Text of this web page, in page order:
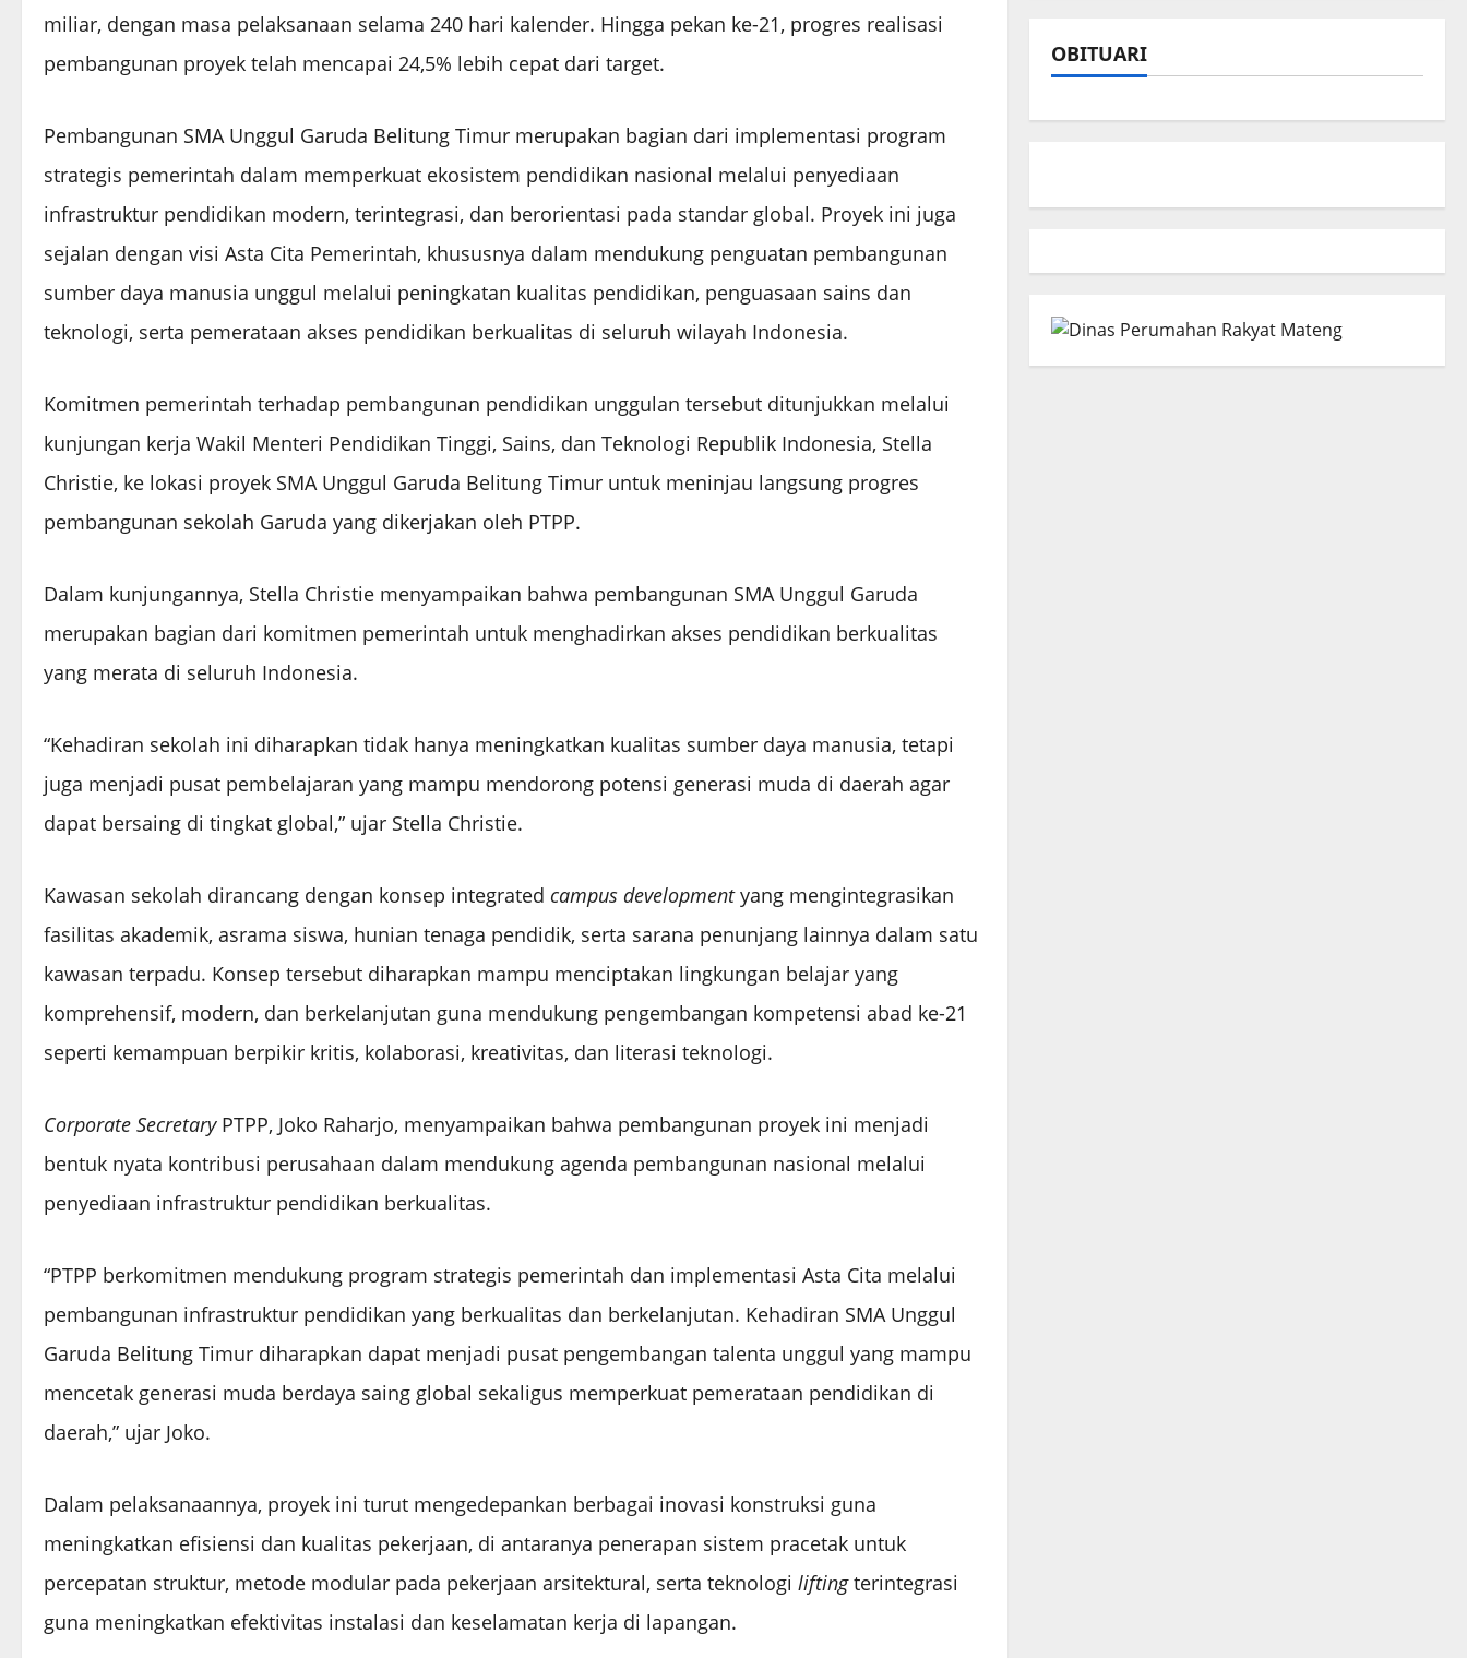
miliar, dengan masa pelaksanaan selama 240 hari kalender. Hingga pekan ke-21, progres realisasi
pembangunan proyek telah mencapai 24,5% lebih cepat dari target.
Pembangunan SMA Unggul Garuda Belitung Timur merupakan bagian dari implementasi program
strategis pemerintah dalam memperkuat ekosistem pendidikan nasional melalui penyediaan
infrastruktur pendidikan modern, terintegrasi, dan berorientasi pada standar global. Proyek ini juga
sejalan dengan visi Asta Cita Pemerintah, khususnya dalam mendukung penguatan pembangunan
sumber daya manusia unggul melalui peningkatan kualitas pendidikan, penguasaan sains dan
teknologi, serta pemerataan akses pendidikan berkualitas di seluruh wilayah Indonesia.
Komitmen pemerintah terhadap pembangunan pendidikan unggulan tersebut ditunjukkan melalui
kunjungan kerja Wakil Menteri Pendidikan Tinggi, Sains, dan Teknologi Republik Indonesia, Stella
Christie, ke lokasi proyek SMA Unggul Garuda Belitung Timur untuk meninjau langsung progres
pembangunan sekolah Garuda yang dikerjakan oleh PTPP.
Dalam kunjungannya, Stella Christie menyampaikan bahwa pembangunan SMA Unggul Garuda
merupakan bagian dari komitmen pemerintah untuk menghadirkan akses pendidikan berkualitas
yang merata di seluruh Indonesia.
“Kehadiran sekolah ini diharapkan tidak hanya meningkatkan kualitas sumber daya manusia, tetapi
juga menjadi pusat pembelajaran yang mampu mendorong potensi generasi muda di daerah agar
dapat bersaing di tingkat global,” ujar Stella Christie.
Kawasan sekolah dirancang dengan konsep integrated campus developmentyang mengintegrasikan
fasilitas akademik, asrama siswa, hunian tenaga pendidik, serta sarana penunjang lainnya dalam satu
kawasan terpadu. Konsep tersebut diharapkan mampu menciptakan lingkungan belajar yang
komprehensif, modern, dan berkelanjutan guna mendukung pengembangan kompetensi abad ke-21
seperti kemampuan berpikir kritis, kolaborasi, kreativitas, dan literasi teknologi.
Corporate SecretaryPTPP, Joko Raharjo, menyampaikan bahwa pembangunan proyek ini menjadi
bentuk nyata kontribusi perusahaan dalam mendukung agenda pembangunan nasional melalui
penyediaan infrastruktur pendidikan berkualitas.
“PTPP berkomitmen mendukung program strategis pemerintah dan implementasi Asta Cita melalui
pembangunan infrastruktur pendidikan yang berkualitas dan berkelanjutan. Kehadiran SMA Unggul
Garuda Belitung Timur diharapkan dapat menjadi pusat pengembangan talenta unggul yang mampu
mencetak generasi muda berdaya saing global sekaligus memperkuat pemerataan pendidikan di
daerah,” ujar Joko.
Dalam pelaksanaannya, proyek ini turut mengedepankan berbagai inovasi konstruksi guna
meningkatkan efisiensi dan kualitas pekerjaan, di antaranya penerapan sistem pracetak untuk
percepatan struktur, metode modular pada pekerjaan arsitektural, serta teknologi liftingterintegrasi
guna meningkatkan efektivitas instalasi dan keselamatan kerja di lapangan.
OBITUARI